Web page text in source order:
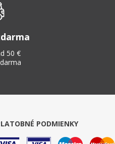
50 €
PODMIENKY